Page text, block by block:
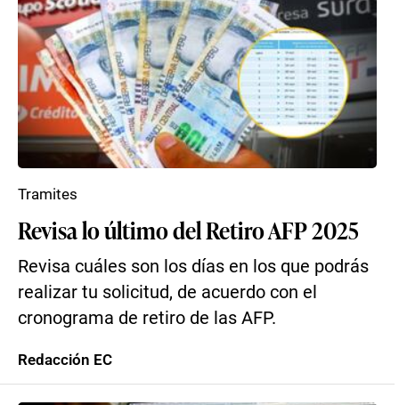
Revisa lo último del Retiro AFP 2025
Revisa cuáles son los días en los que podrás
realizar tu solicitud, de acuerdo con el
cronograma de retiro de las AFP.
Tramites
Redacción EC